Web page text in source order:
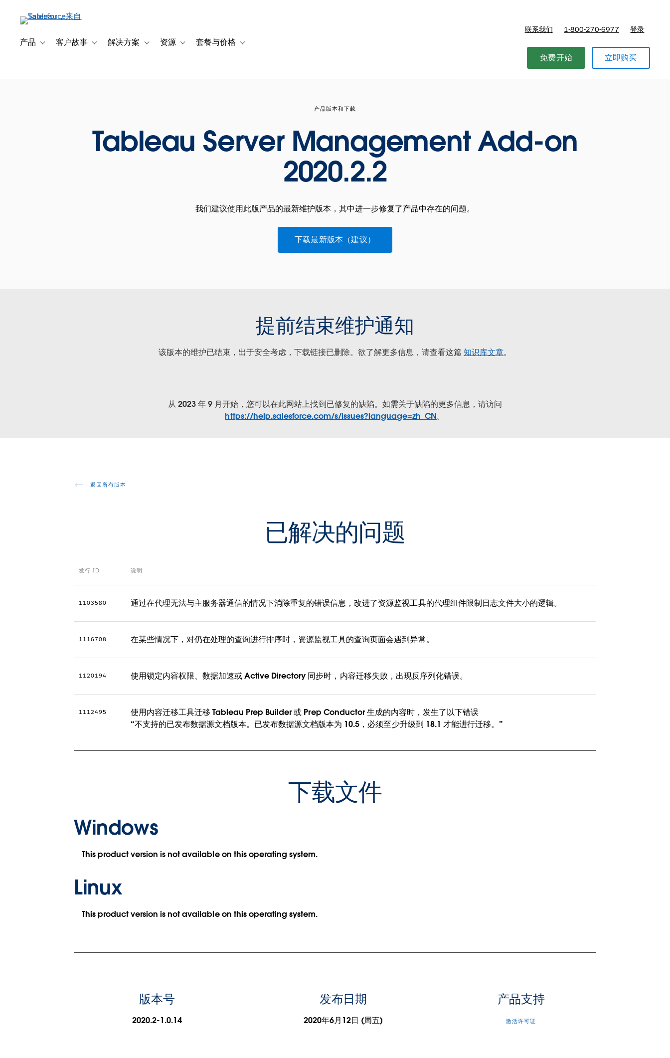
产品 Toggle sub-navigation for 产品
客户故事 Toggle sub-navigation for 客户故事
解决方案 Toggle sub-navigation for 解决方案
资源 Toggle sub-navigation for 资源
套餐与价格 Toggle sub-navigation for 套餐与价格
联系我们 1-800-270-6977 登录
免费开始 立即购买
产品版本和下载
Tableau Server Management Add-on
2020.2.2
我们建议使用此版产品的最新维护版本，其中进一步修复了产品中存在的问题。
下载最新版本（建议）
提前结束维护通知
该版本的维护已结束，出于安全考虑，下载链接已删除。欲了解更多信息，请查看这篇知识库文章。
从 2023 年 9 月开始，您可以在此网站上找到已修复的缺陷。如需关于缺陷的更多信息，请访问
https://help.salesforce.com/s/issues?language=zh_CN。
返回所有版本
已解决的问题
发行 ID 说明
1103580 通过在代理无法与主服务器通信的情况下消除重复的错误信息，改进了资源监视工具的代理组件限制日志文件大小的逻辑。
1116708 在某些情况下，对仍在处理的查询进行排序时，资源监视工具的查询页面会遇到异常。
1120194 使用锁定内容权限、数据加速或 Active Directory 同步时，内容迁移失败，出现反序列化错误。
1112495
使用内容迁移工具迁移 Tableau Prep Builder 或 Prep Conductor 生成的内容时，发生了以下错误
“不支持的已发布数据源文档版本。已发布数据源文档版本为 10.5，必须至少升级到 18.1 才能进行迁移。”
下载文件
Windows
This product version is not available on this operating system.
Linux
This product version is not available on this operating system.
版本号
2020.2-1.0.14
发布日期
2020年6月12日 (周五)
产品支持
激活许可证